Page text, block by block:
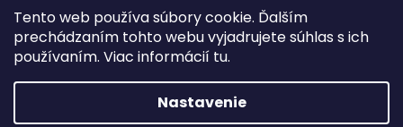
Tento web používa súbory cookie. Ďalším
prechádzaním tohto webu vyjadrujete súhlas s ich
používaním. Viac informácií tu.
Nastavenie
Vložte svoj e-mail a my Vám budeme zasielať informácie
o nových produktoch na našom e-shope.
Email
Vložením e-mailu súhlasíte spodmienkami ochrany